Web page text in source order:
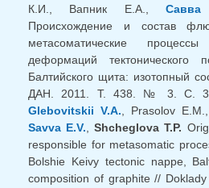
К.И., Вапник Е.А.,
Происхождение и состав
метасоматические
деформаций тектонического
Балтийского щита: изотопный
ДАН. 2011. Т. 438. № 3. С.
Glebovitskii V.A. , Prasolov
Savva E.V. ,Shcheglova T.P.
responsible for metasomatic
Bolshie Keivy tectonic nappe,
composition of graphite //